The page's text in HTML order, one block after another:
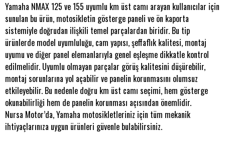
Yamaha NMAX 125 ve 155 uyumlu km üst camı arayan kullanıcılar için
sunulan bu ürün, motosikletin gösterge paneli ve ön kaporta
sistemiyle doğrudan ilişkili temel parçalardan biridir. Bu tip
ürünlerde model uyumluluğu, cam yapısı, şeffaflık kalitesi, montaj
uyumu ve diğer panel elemanlarıyla genel eşleşme dikkatle kontrol
edilmelidir. Uyumlu olmayan parçalar görüş kalitesini düşürebilir,
montaj sorunlarına yol açabilir ve panelin korunmasını olumsuz
etkileyebilir. Bu nedenle doğru km üst camı seçimi, hem gösterge
okunabilirliği hem de panelin korunması açısından önemlidir.
Nursa Motor’da, Yamaha motosikletleriniz için tüm mekanik
ihtiyaçlarınıza uygun ürünleri güvenle bulabilirsiniz.